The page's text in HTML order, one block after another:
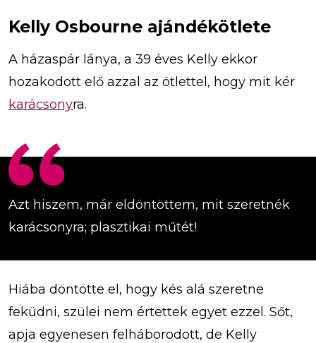
Kelly Osbourne ajándékötlete
A házaspár lánya, a 39 éves Kelly ekkor
hozakodott elő azzal az ötlettel, hogy mit kér
karácsonyra.
Azt hiszem, már eldöntöttem, mit szeretnék
karácsonyra; plasztikai műtét!
Hiába döntötte el, hogy kés alá szeretne
feküdni, szülei nem értettek egyet ezzel. Sőt,
apja egyenesen felháborodott, de Kelly